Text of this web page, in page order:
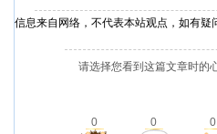
信息来自网络，不代表本站观点，如有疑
请选择您看到这篇文章时的
0 0 0